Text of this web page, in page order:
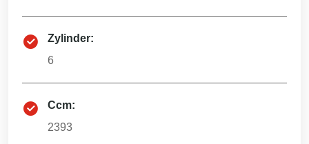
Zylinder:
6
Ccm:
2393